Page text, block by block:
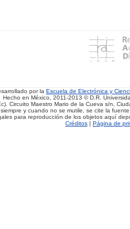
por la Escuela de Electrónica y
Hecho en México, 2011-2013 © D.R.
Circuito Maestro Mario de la Cueva s/n,
y cuando no se mutile, se cite la
para reproducción de los objetos aquí
Créditos | Página de